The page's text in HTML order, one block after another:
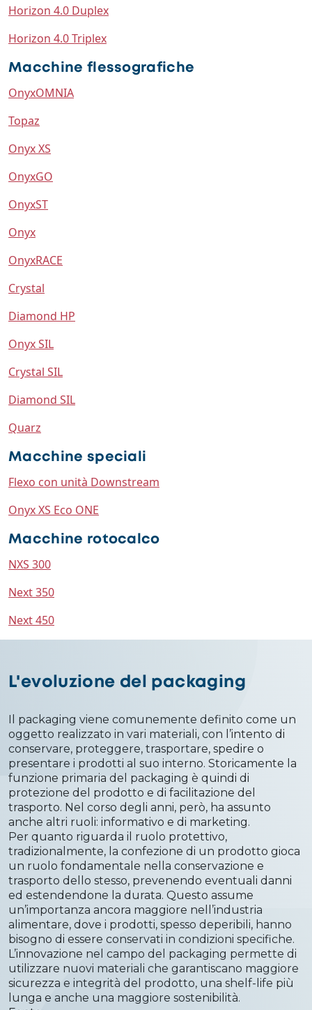
Horizon 4.0 Duplex
Horizon 4.0 Triplex
Macchine flessografiche
OnyxOMNIA
Topaz
Onyx XS
OnyxGO
OnyxST
Onyx
OnyxRACE
Crystal
Diamond HP
Onyx SIL
Crystal SIL
Diamond SIL
Quarz
Macchine speciali
Flexo con unità Downstream
Onyx XS Eco ONE
Macchine rotocalco
NXS 300
Next 350
Next 450
L'evoluzione del packaging
Il packaging viene comunemente definito come un
oggetto realizzato in vari materiali, con l’intento di
conservare, proteggere, trasportare, spedire o
presentare i prodotti al suo interno. Storicamente la
funzione primaria del packaging è quindi di
protezione del prodotto e di facilitazione del
trasporto. Nel corso degli anni, però, ha assunto
anche altri ruoli: informativo e di marketing.
Per quanto riguarda il ruolo protettivo,
tradizionalmente, la confezione di un prodotto gioca
un ruolo fondamentale nella conservazione e
trasporto dello stesso, prevenendo eventuali danni
ed estendendone la durata. Questo assume
un’importanza ancora maggiore nell’industria
alimentare, dove i prodotti, spesso deperibili, hanno
bisogno di essere conservati in condizioni specifiche.
L’innovazione nel campo del packaging permette di
utilizzare nuovi materiali che garantiscano maggiore
sicurezza e integrità del prodotto, una shelf-life più
lunga e anche una maggiore sostenibilità.